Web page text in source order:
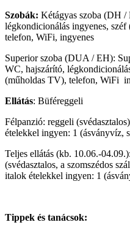
Szobák: Kétágyas szoba (DH
légkondicionálás ingyenes,
telefon, WiFi, ingyenes
Superior szoba (DUA / EH):
WC, hajszárító,
(műholdas TV), telefon, WiFi
Ellátás: Büféreggeli
Félpanzió: reggeli
ételekkel ingyen: 1 (ásványvíz,
Teljes ellátás (kb. 10.06.-
(svédasztalos, a szomszédos
italok ételekkel ingyen: 1
Tippek és tanácsok: